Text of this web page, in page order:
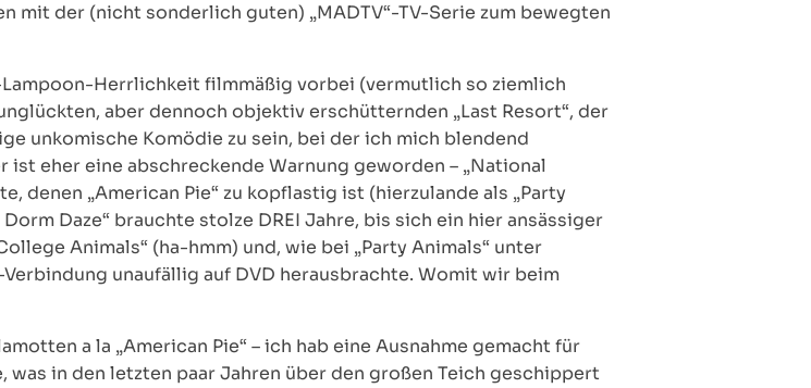
mit der (nicht sonderlich guten) „MADTV“-TV-Serie zum bewegten
Herrlichkeit filmmäßig vorbei (vermutlich so ziemlich
aber dennoch objektiv erschütternden „Last Resort“, der
unkomische Komödie zu sein, bei der ich mich blendend
eher eine abschreckende Warnung geworden – „National
denen „American Pie“ zu kopflastig ist (hierzulande als „Party
Daze“ brauchte stolze DREI Jahre, bis sich ein hier ansässiger
Animals“ (ha-hmm) und, wie bei „Party Animals“ unter
unaufällig auf DVD herausbrachte. Womit wir beim
a la „American Pie“ – ich hab eine Ausnahme gemacht für
in den letzten paar Jahren über den großen Teich geschippert